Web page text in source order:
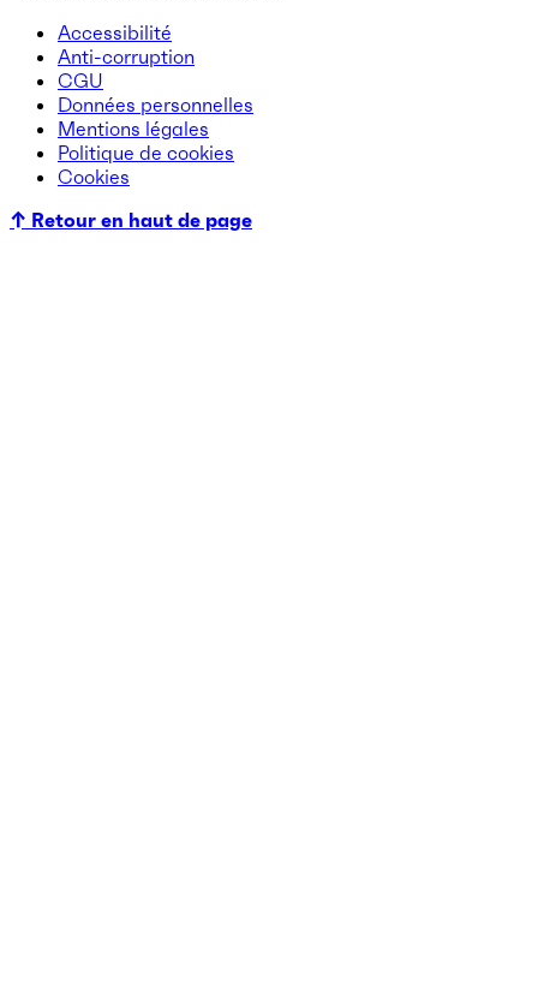
Accessibilité
Anti-corruption
CGU
Données personnelles
Mentions légales
Politique de cookies
Cookies
↑ Retour en haut de page